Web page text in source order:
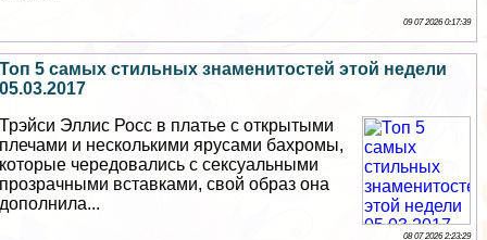
09 07 2026 0:17:39
Топ 5 самых стильных знаменитостей этой недели
05.03.2017
Трэйси Эллис Росс в платье с открытыми
плечами и несколькими ярусами бахромы,
которые чередовались с ceкcуальными
прозрачными вставками, свой образ она
дополнила...
08 07 2026 2:23:29